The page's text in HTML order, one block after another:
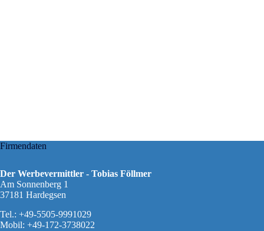
Firmendaten
Der Werbevermittler - Tobias Föllmer
Am Sonnenberg 1
37181 Hardegsen
Tel.: +49-5505-9991029
Mobil: +49-172-3738022